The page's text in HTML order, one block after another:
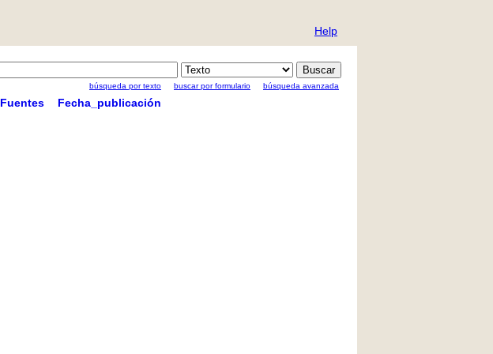
Help
búsqueda por texto buscar por formulario búsqueda avanzada
Fuentes Fecha_publicación